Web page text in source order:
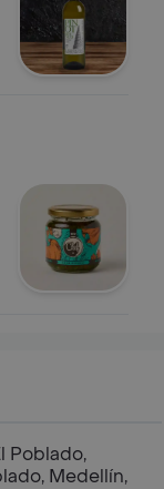
Poblado,
Medellín,